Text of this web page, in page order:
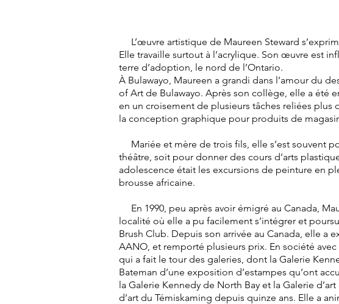
L’œuvre artistique de Maureen Steward
Elle travaille surtout à l’acrylique. Son œuvre est
terre d’adoption, le nord de l’Ontario.
À Bulawayo, Maureen a grandi dans l’amour du
of Art de Bulawayo. Après son collège, elle a été
en un croisement de plusieurs tâches reliées plus
la conception graphique pour produits de
Mariée et mère de trois fils, elle s’est souvent
théâtre, soit pour donner des cours d’arts
adolescence était les excursions de peinture en
brousse africaine.
En 1990, peu après avoir émigré au Canada,
localité où elle a pu facilement s’intégrer et
Brush Club. Depuis son arrivée au Canada, elle a
AANO, et remporté plusieurs prix. En société
qui a fait le tour des galeries, dont la Galerie
Bateman d’une exposition d’estampes qu’ont
la Galerie Kennedy de North Bay et la Galerie
d’art du Témiskaming depuis quinze ans. Elle a